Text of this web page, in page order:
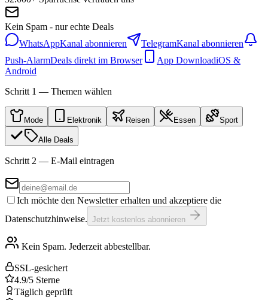
Kein Spam - nur echte Deals
WhatsAppKanal abonnieren TelegramKanal abonnieren
Push-AlarmDeals direkt im Browser App DownloadiOS &
Android
Schritt 1 — Themen wählen
Mode Elektronik Reisen Essen Sport
Alle Deals
Schritt 2 — E-Mail eintragen
Ich möchte den Newsletter erhalten und akzeptiere die
Datenschutzhinweise. Jetzt kostenlos abonnieren
Kein Spam. Jederzeit abbestellbar.
SSL-gesichert
4.9/5 Sterne
Täglich geprüft